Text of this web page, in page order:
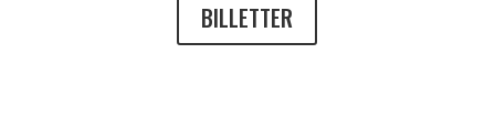
BILLETTER